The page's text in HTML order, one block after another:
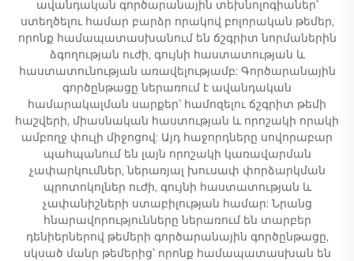
ավանդական գործարանային տեխնոլոգիաներ՝
ստեղծելու համար բարձր որակով բոլորական թեմեր,
որոնք համապատասխանում են ճշգրիտ նորմաներին
ձգողության ուժի, գույնի հաստատության և
հաստատունության առավելությամբ: Գործարանային
գործընթացը ներառում է ավանդական
համարակալման սարքեր՝ համոզելու ճշգրիտ թեմի
հաշվերի, միասնական հաստության և որոշակի որակի
ամբողջ փուլի միջոցով: Այդ հաջորդները սովորաբար
պահպանում են լայն որոշակի կառավարման
չափարկումներ, ներառյալ խուսափ փորձարկման
պրոտոկոլներ ուժի, գույնի հաստատության և
չափանիշների ստաբիլության համար: Նրանց
հնարավորությունները ներառում են տարբեր
դենիերներով թեմերի գործարանային գործընթացը,
սկսած մանր թեմերից՝ որոնք համապատասխան են